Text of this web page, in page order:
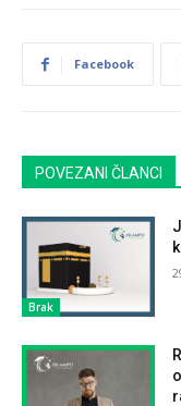
Facebook
POVEZANI ČLANCI
Brak